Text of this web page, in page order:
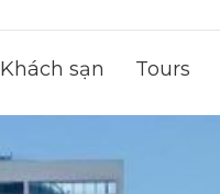
Khách sạn Tours